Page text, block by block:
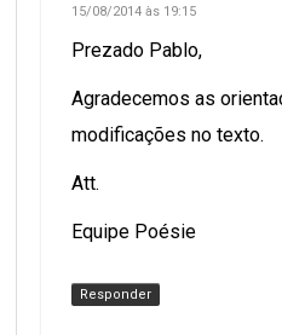
15/08/2014 às 19:15
Prezado Pablo,
Agradecemos as
modificações no texto.
Att.
Equipe Poésie
Responder